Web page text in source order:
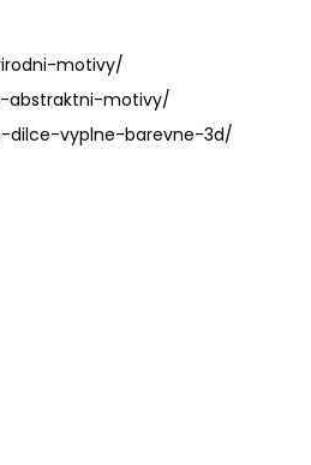
motivy/
abstraktni-motivy/
dilce-vyplne-barevne-3d/